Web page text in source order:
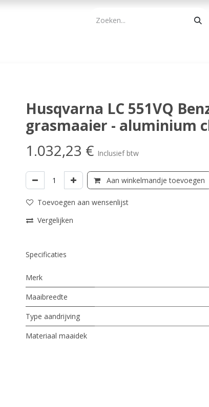
Husqvarna LC 551VQ
grasmaaier - aluminium
1.032,23 € Inclusief btw
Aan winkelmandje toevoegen
Toevoegen aan wensenlijst
Vergelijken
Specificaties
Merk
Maaibreedte
Type aandrijving
Materiaal maaidek